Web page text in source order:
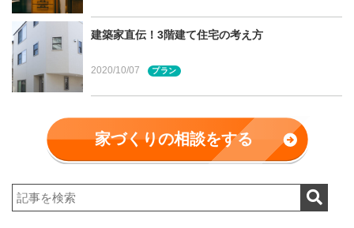
「半屋外空間」のメリット
開口部を開けるとリビングが広く感じる
急な降雨、積雪時も安心
物干しスペースとしても便利
建築家直伝！3階建て住宅の考え方
2020/10/07 プラン
家づくりの相談をする